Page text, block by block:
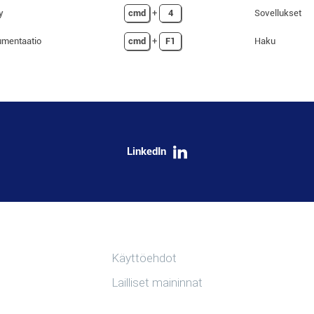
cmd + 4 Sovellukset
cmd + F1 Haku
LinkedIn
Hyödyllisiä linkkejä
Käyttöehdot
Lailliset maininnat